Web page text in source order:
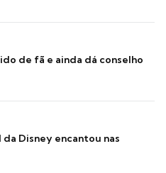
de fã e ainda dá conselho
Disney encantou nas